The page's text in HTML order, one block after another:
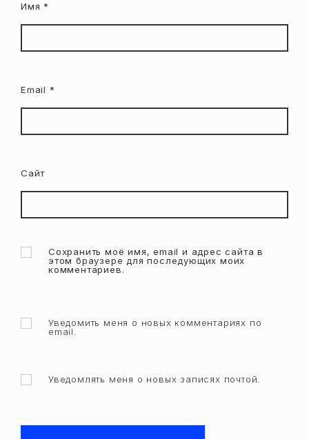
Имя *
Email *
Сайт
Сохранить моё имя, email и адрес сайта в
этом браузере для последующих моих
комментариев.
Уведомить меня о новых комментариях по
email.
Уведомлять меня о новых записях почтой.